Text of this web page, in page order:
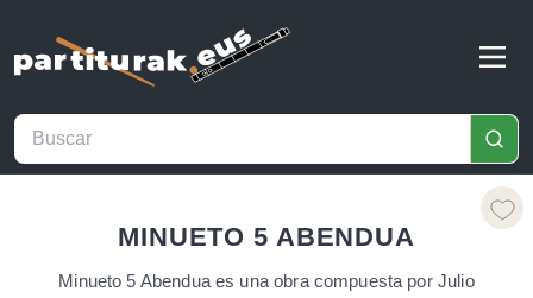
MINUETO 5 ABENDUA
Minueto 5 Abendua es una obra compuesta por Julio